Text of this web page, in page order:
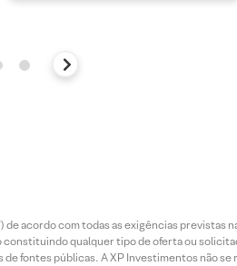
acordo com todas as exigências previstas
qualquer tipo de oferta ou
fontes públicas. A XP Investimentos não